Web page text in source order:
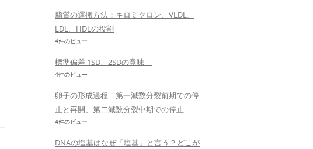
脂質の運搬方法：キロミクロン、VLDL、
LDL、HDLの役割
4件のビュー
標準偏差 1SD、2SDの意味
4件のビュー
卵子の形成過程 第一減数分裂前期での停
止と再開、第二減数分裂中期での停止
4件のビュー
DNAの塩基はなぜ「塩基」と言う？どこが